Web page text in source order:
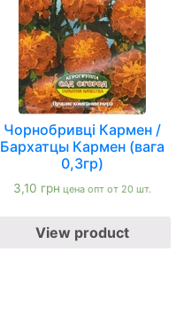
Чорнобривці Кармен /
Бархатцы Кармен (вага
0,3гр)
3,10 грн цена опт от 20 шт.
View product